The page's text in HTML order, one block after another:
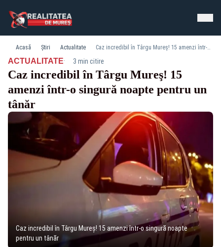
Acasă Știri Actualitate Caz incredibil în Târgu Mureş! 15 amenzi într-o singură noapte pentru un tânăr
ACTUALITATE· 3 min citire
Caz incredibil în Târgu Mureş! 15
amenzi într-o singură noapte pentru un
tânăr
Caz incredibil în Târgu Mureş! 15 amenzi într-o singură noapte
pentru un tânăr